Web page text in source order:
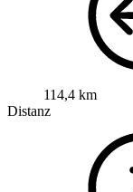
114,4 km
Distanz